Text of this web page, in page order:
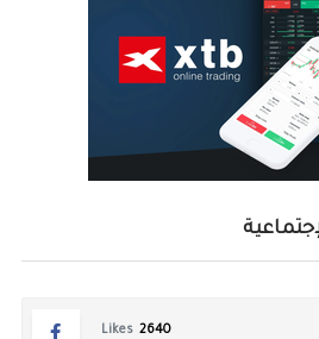
Likes 2640